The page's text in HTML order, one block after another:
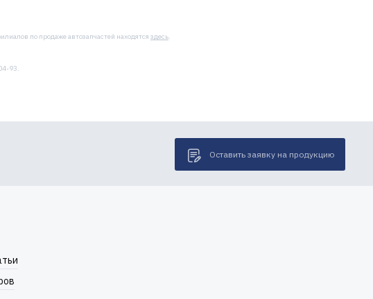
по продаже автозапчастей находятся здесь.
93.
Оставить заявку на продукцию